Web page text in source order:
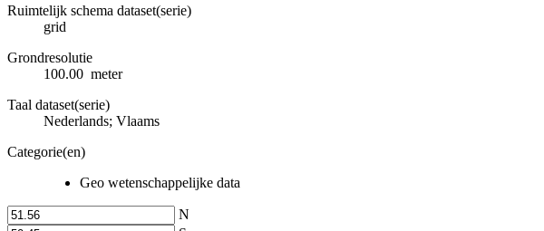
Ruimtelijk schema dataset(serie)
grid
Grondresolutie
100.00 meter
Taal dataset(serie)
Nederlands; Vlaams
Categorie(en)
Geo wetenschappelijke data
N